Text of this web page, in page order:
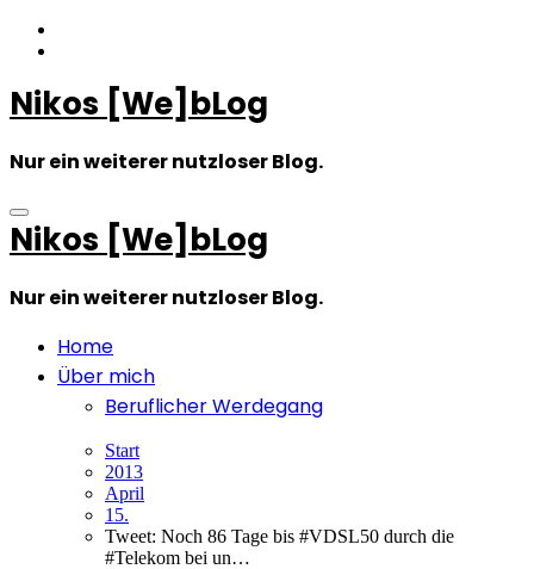
Zum
Inhalt
Nikos [We]bLog
Nur ein weiterer nutzloser Blog.
Nikos [We]bLog
Nur ein weiterer nutzloser Blog.
Home
Über mich
Beruflicher Werdegang
Start
2013
April
15.
Tweet: Noch 86 Tage bis #VDSL50 durch die
#Telekom bei un…